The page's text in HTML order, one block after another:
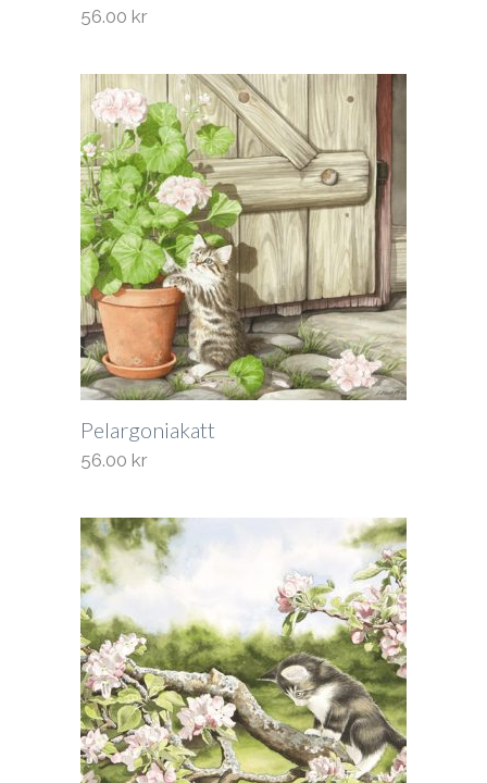
56.00 kr
Pelargoniakatt
56.00 kr